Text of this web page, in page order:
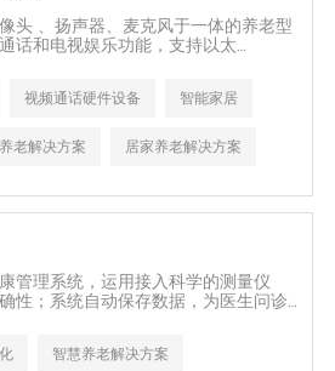
头 、扬声器、麦克风于一体的养老型
话和电视娱乐功能，支持以太
件深度集成，专注养老体验。
视频通话硬件设备 智能家居
养老解决方案 居家养老解决方案
管理系统，运用接入科学的测量仪
性；系统自动保存数据，为医生问诊
可接入远程问诊服务，通过电视大屏
智慧养老解决方案